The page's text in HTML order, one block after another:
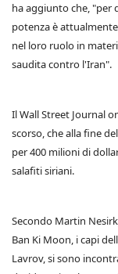
ha aggiunto che, "per
potenza è
nel loro ruolo in
saudita contro l'Iran".
Il Wall Street Journal
scorso, che alla fine
per 400 milioni di
salafiti siriani.
Secondo Martin
Ban Ki Moon, i capi
Lavrov, si sono